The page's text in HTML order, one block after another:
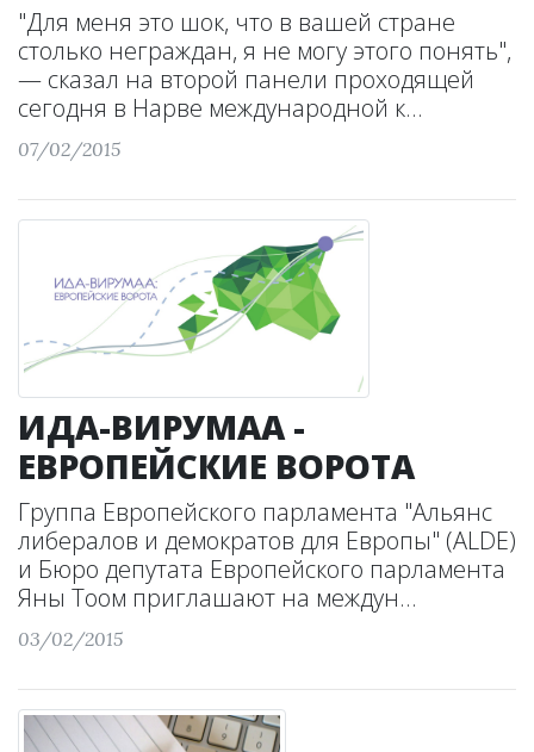
"Для меня это шок, что в вашей стране
столько неграждан, я не могу этого понять",
— сказал на второй панели проходящей
сегодня в Нарве международной к...
07/02/2015
ИДА-ВИРУМАА -
ЕВРОПЕЙСКИЕ ВОРОТА
Группа Европейского парламента "Альянс
либералов и демократов для Европы" (ALDE)
и Бюро депутата Европейского парламента
Яны Тоом приглашают на междун...
03/02/2015